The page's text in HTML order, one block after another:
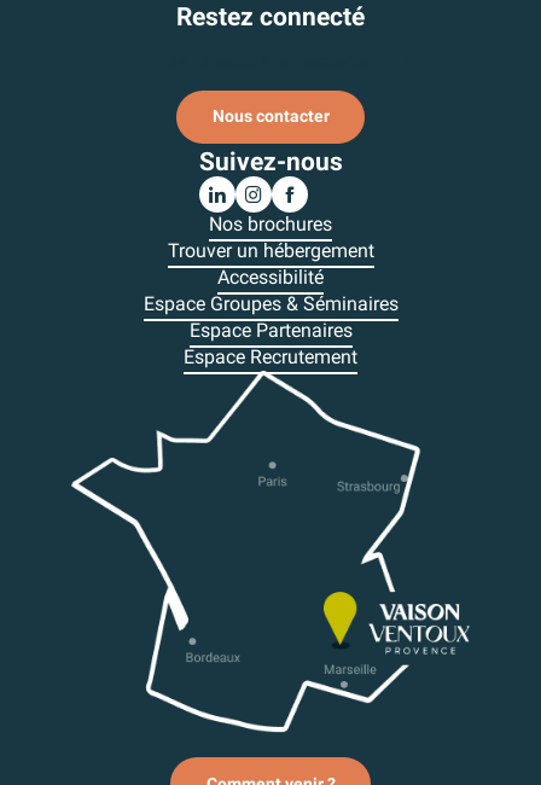
Restez connecté
Nous contacter
Suivez-nous
Nos brochures
Trouver un hébergement
Accessibilité
Espace Groupes & Séminaires
Espace Partenaires
Espace Recrutement